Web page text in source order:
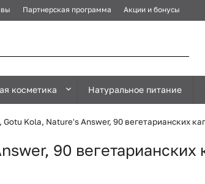
Партнерская программа Акции и бонусы
косметика Натуральное питание
Gotu Kola, Nature's Answer, 90 вегетарианских
90 вегетарианских